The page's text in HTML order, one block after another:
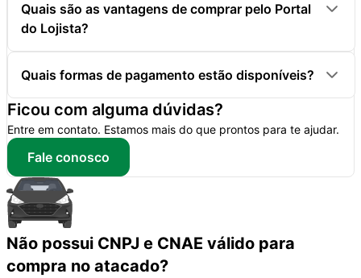
Quais são as vantagens de comprar pelo Portal
do Lojista?
Quais formas de pagamento estão disponíveis?
Ficou com alguma dúvidas?
Entre em contato. Estamos mais do que prontos para te ajudar.
Fale conosco
Não possui CNPJ e CNAE válido para
compra no atacado?